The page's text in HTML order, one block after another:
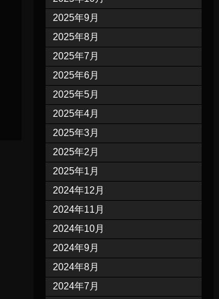
2025年9月
2025年8月
2025年7月
2025年6月
2025年5月
2025年4月
2025年3月
2025年2月
2025年1月
2024年12月
2024年11月
2024年10月
2024年9月
2024年8月
2024年7月